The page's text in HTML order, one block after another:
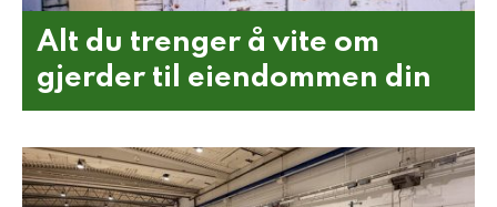
Alt du trenger å vite om
gjerder til eiendommen din